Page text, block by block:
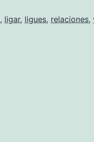
, ligar, ligues, relaciones,